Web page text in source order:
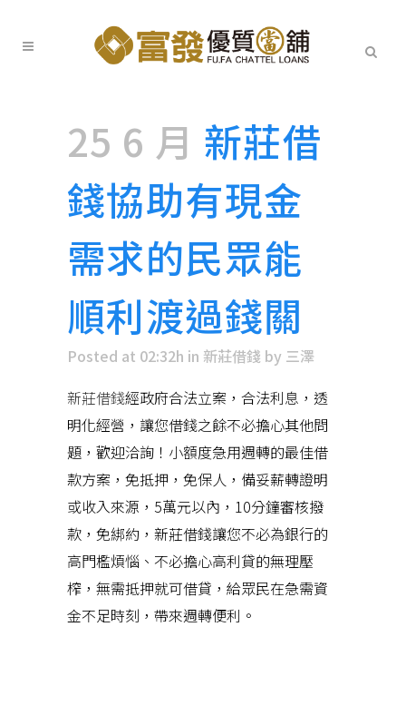
25 6 月 新莊借
錢協助有現金
需求的民眾能
順利渡過錢關
Posted at 02:32h in 新莊借錢 by 三澤
新莊借錢經政府合法立案，合法利息，透
明化經營，讓您借錢之餘不必擔心其他問
題，歡迎洽詢！小額度急用週轉的最佳借
款方案，免抵押，免保人，備妥薪轉證明
或收入來源，5萬元以內，10分鐘審核撥
款，免綁約，新莊借錢讓您不必為銀行的
高門檻煩惱、不必擔心高利貸的無理壓
榨，無需抵押就可借貸，給眾民在急需資
金不足時刻，帶來週轉便利。